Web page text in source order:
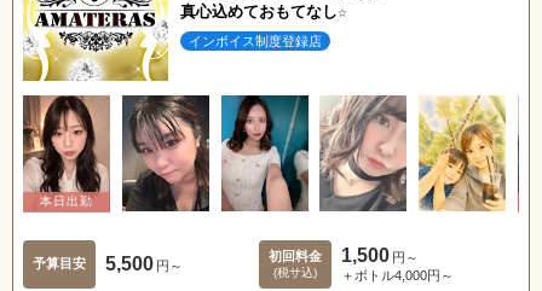
真心込めておもてなし☆
インボイス制度登録店
予算目安 5,500 円～
初回料金
(税サ込)
1,500 円～
＋ボトル4,000円～